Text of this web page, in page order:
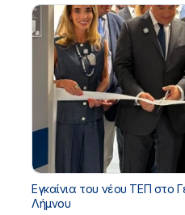
Εγκαίνια του νέου ΤΕΠ στο
Λήμνου